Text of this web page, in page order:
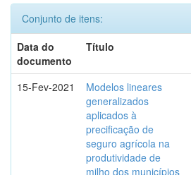
Conjunto de itens:
Data do
documento
Título
15-Fev-2021
Modelos lineares
generalizados
aplicados à
precificação de
seguro agrícola na
produtividade de
milho dos municípios